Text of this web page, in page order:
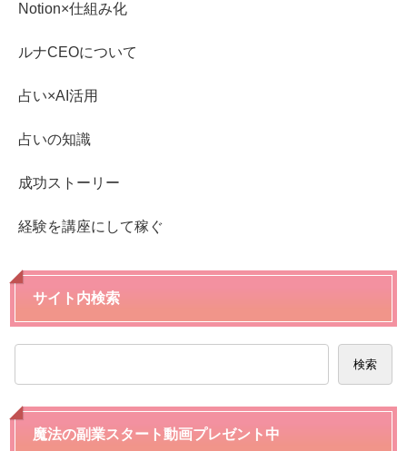
Notion×仕組み化
ルナCEOについて
占い×AI活用
占いの知識
成功ストーリー
経験を講座にして稼ぐ
サイト内検索
検索
魔法の副業スタート動画プレゼント中